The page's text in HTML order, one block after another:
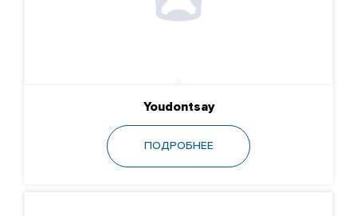
Youdontsay
ПОДРОБНЕЕ